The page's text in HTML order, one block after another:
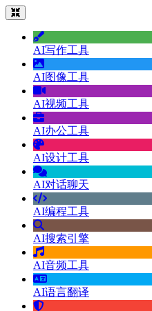
AI写作工具
AI图像工具
AI视频工具
AI办公工具
AI设计工具
AI对话聊天
AI编程工具
AI搜索引擎
AI音频工具
AI语言翻译